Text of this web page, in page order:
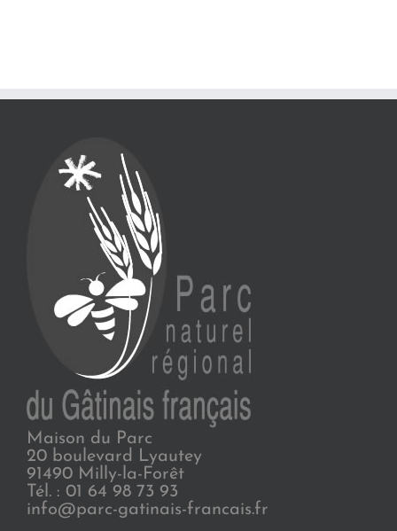
Maison du Parc
20 boulevard Lyautey
91490 Milly-la-Forêt
Tél. : 01 64 98 73 93
info@parc-gatinais-francais.fr